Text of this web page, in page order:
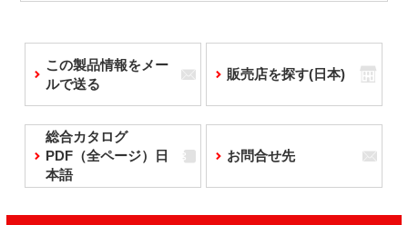
この製品情報をメー
ルで送る
販売店を探す(日本)
総合カタログ
PDF（全ページ）日
本語
お問合せ先